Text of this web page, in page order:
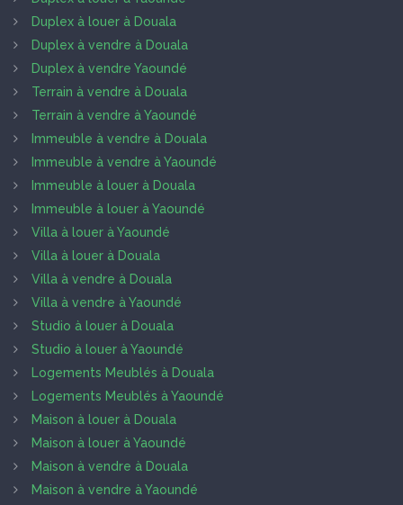
Duplex à louer à Douala
Duplex à vendre à Douala
Duplex à vendre Yaoundé
Terrain à vendre à Douala
Terrain à vendre à Yaoundé
Immeuble à vendre à Douala
Immeuble à vendre à Yaoundé
Immeuble à louer à Douala
Immeuble à louer à Yaoundé
Villa à louer à Yaoundé
Villa à louer à Douala
Villa à vendre à Douala
Villa à vendre à Yaoundé
Studio à louer à Douala
Studio à louer à Yaoundé
Logements Meublés à Douala
Logements Meublés à Yaoundé
Maison à louer à Douala
Maison à louer à Yaoundé
Maison à vendre à Douala
Maison à vendre à Yaoundé